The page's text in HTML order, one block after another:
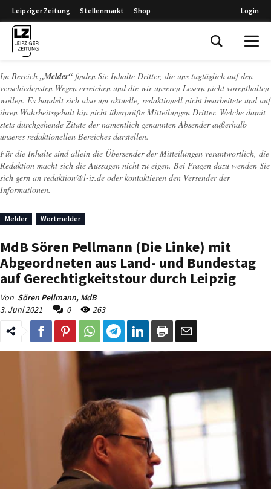
Leipziger Zeitung Stellenmarkt Shop Login
Im Bereich „Melder“ finden Sie Inhalte Dritter, die uns tagtäglich auf den
verschiedensten Wegen erreichen und die wir unseren Lesern nicht vorenthalten
wollen. Es handelt sich also um aktuelle, redaktionell nicht bearbeitete und auf
ihren Wahrheitsgehalt hin nicht überprüfte Mitteilungen Dritter. Welche damit
stets durchgehende Zitate der namentlich genannten Absender außerhalb
unseres redaktionellen Bereiches darstellen.
Für die Inhalte sind allein die Übersender der Mitteilungen verantwortlich, die
Redaktion macht sich die Aussagen nicht zu eigen. Bei Fragen dazu wenden Sie
sich gern an redaktion@l-iz.de oder kontaktieren den Versender der
Informationen.
Melder Wortmelder
MdB Sören Pellmann (Die Linke) mit
Abgeordneten aus Land- und Bundestag
auf Gerechtigkeitstour durch Leipzig
Von Sören Pellmann, MdB
3. Juni 2021
0 263